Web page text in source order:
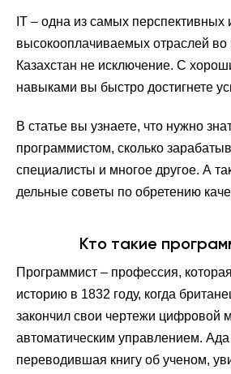
Сколько зарабатывают
IT – одна из самых перспективных
высокооплачиваемых отраслей
Казахстан не исключение. С
навыками вы быстро достигнете
В статье вы узнаете, что нужно
программистом, сколько
специалисты и многое другое. А
дельные советы по обретению
Кто такие
Программист – профессия,
историю в 1832 году, когда
закончил свои чертежи цифровой
автоматическим управлением.
переводившая книгу об ученом,